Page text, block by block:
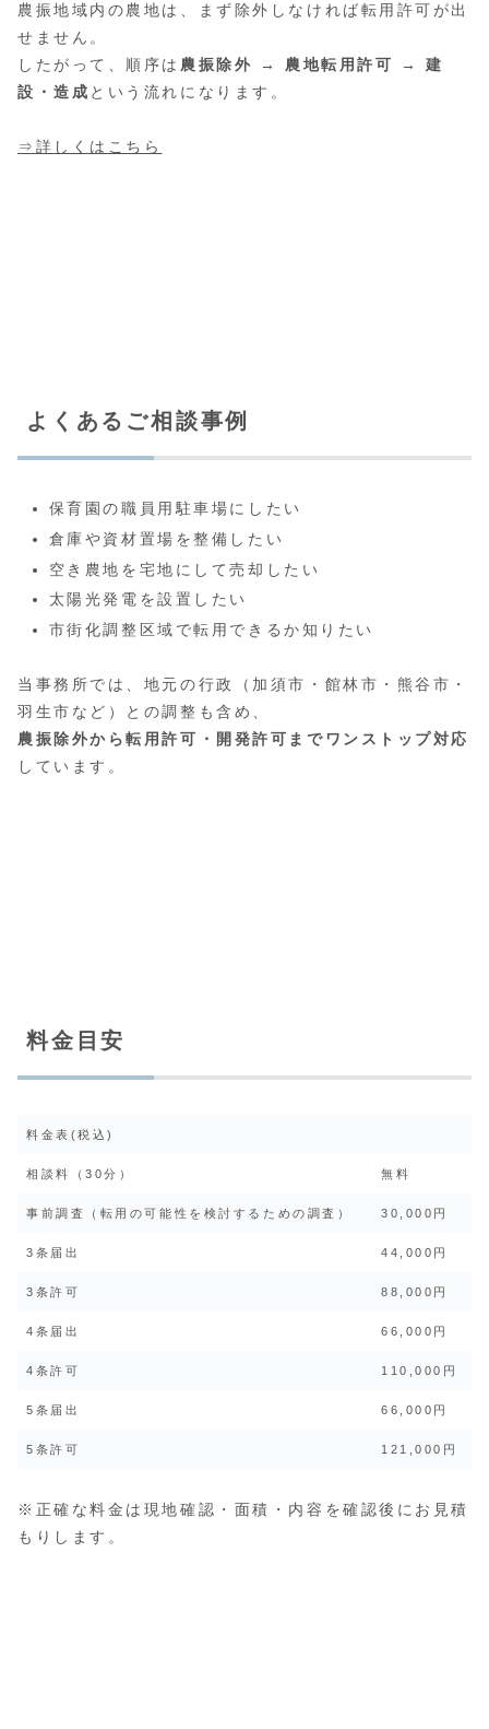
農振地域内の農地は、まず除外しなければ転用許可が出
せません。
したがって、順序は 農振除外 → 農地転用許可 → 建
設・造成 という流れになります。
⇒詳しくはこちら
よくあるご相談事例
保育園の職員用駐車場にしたい
倉庫や資材置場を整備したい
空き農地を宅地にして売却したい
太陽光発電を設置したい
市街化調整区域で転用できるか知りたい
当事務所では、地元の行政（加須市・館林市・熊谷市・
羽生市など）との調整も含め、
農振除外から転用許可・開発許可までワンストップ対応
しています。
料金目安
料金表(税込)
相談料（30分） 無料
事前調査（転用の可能性を検討するための調査） 30,000円
3条届出 44,000円
3条許可 88,000円
4条届出 66,000円
4条許可 110,000円
5条届出 66,000円
5条許可 121,000円
※正確な料金は現地確認・面積・内容を確認後にお見積
もりします。